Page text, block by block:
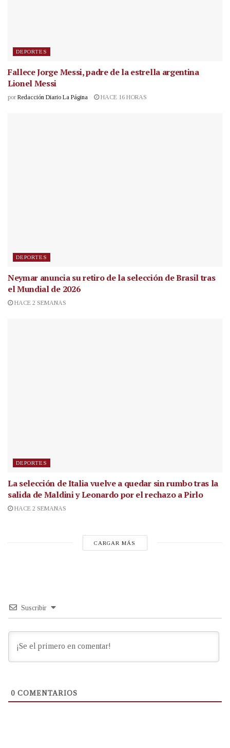
DEPORTES
Fallece Jorge Messi, padre de la estrella argentina
Lionel Messi
por Redacción Diario La Página HACE 16 HORAS
DEPORTES
Neymar anuncia su retiro de la selección de Brasil tras
el Mundial de 2026
HACE 2 SEMANAS
DEPORTES
La selección de Italia vuelve a quedar sin rumbo tras la
salida de Maldini y Leonardo por el rechazo a Pirlo
HACE 2 SEMANAS
CARGAR MÁS
Suscribir
0 COMENTARIOS